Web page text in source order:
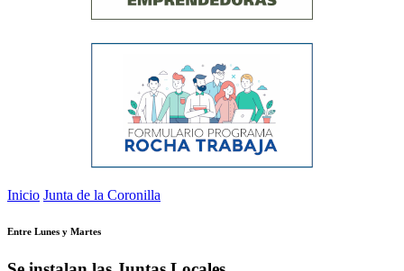
Inicio Junta de la Coronilla
Entre Lunes y Martes